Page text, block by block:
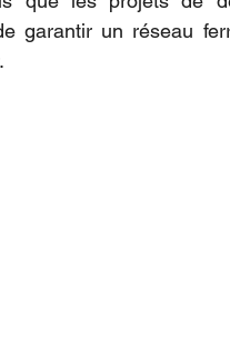
garantir un réseau